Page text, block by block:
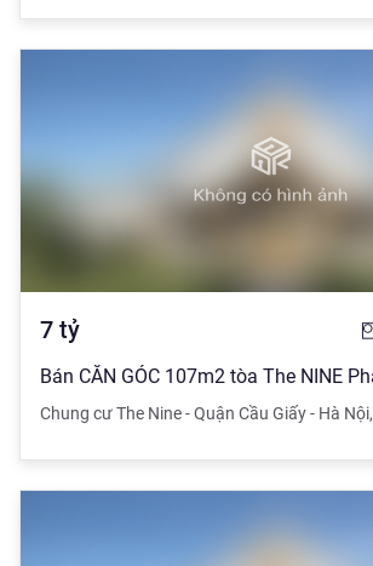
7 tỷ
Chung cư The Nine - Quận Cầu Giấy - Hà Nội,